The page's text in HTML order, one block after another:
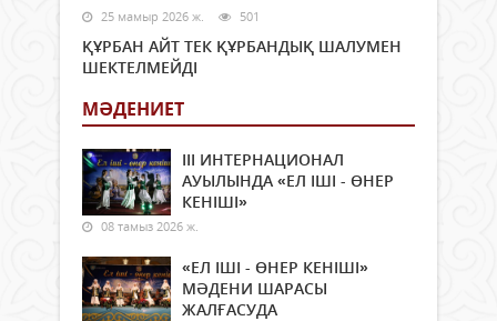
25 мамыр 2026 ж. 501
ҚҰРБАН АЙТ ТЕК ҚҰРБАНДЫҚ ШАЛУМЕН
ШЕКТЕЛМЕЙДІ
МӘДЕНИЕТ
ІІІ ИНТЕРНАЦИОНАЛ
АУЫЛЫНДА «ЕЛ ІШІ - ӨНЕР
КЕНІШІ»
08 тамыз 2026 ж.
«ЕЛ ІШІ - ӨНЕР КЕНІШІ»
МӘДЕНИ ШАРАСЫ
ЖАЛҒАСУДА